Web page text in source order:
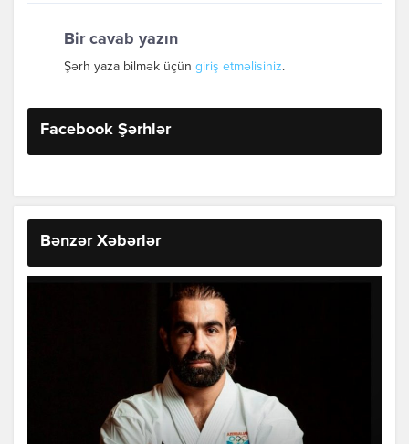
Bir cavab yazın
Şərh yaza bilmək üçün giriş etməlisiniz.
Facebook Şərhlər
Bənzər Xəbərlər